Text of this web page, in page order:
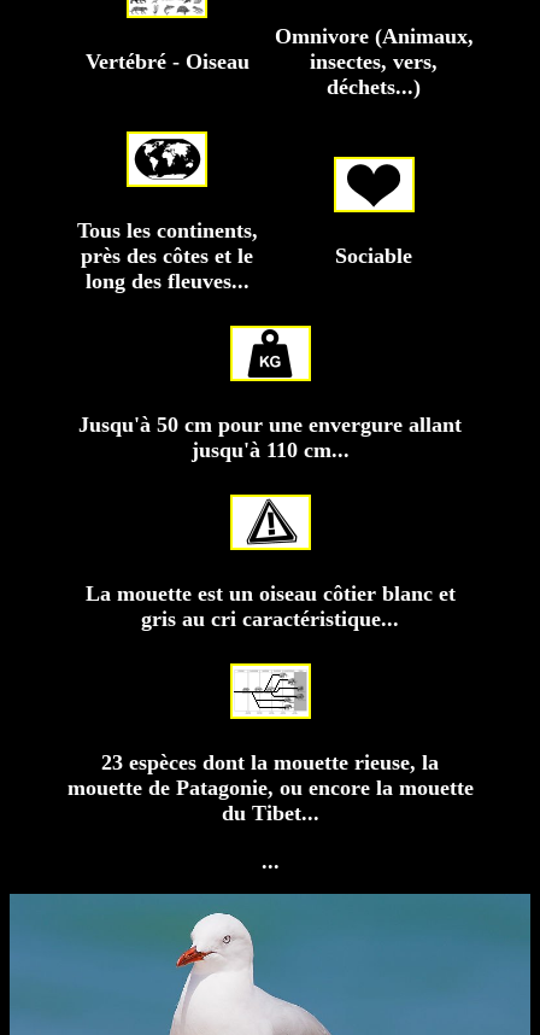
Vertébré - Oiseau
Omnivore (Animaux,
insectes, vers,
déchets...)
Tous les continents,
près des côtes et le
long des fleuves...
Sociable
Jusqu'à 50 cm pour une envergure allant
jusqu'à 110 cm...
La mouette est un oiseau côtier blanc et
gris au cri caractéristique...
23 espèces dont la mouette rieuse, la
mouette de Patagonie, ou encore la mouette
du Tibet...
...